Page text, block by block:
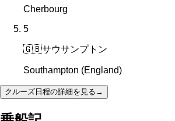
Cherbourg
5
🇬🇧サウサンプトン
Southampton (England)
クルーズ日程の詳細を見る →